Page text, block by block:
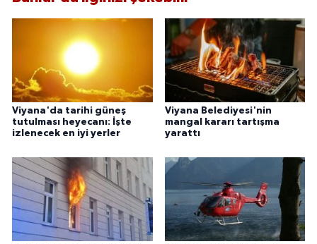
Viyana'da tarihi güneş
tutulması heyecanı: İşte
izlenecek en iyi yerler
Viyana Belediyesi'nin
mangal kararı tartışma
yarattı